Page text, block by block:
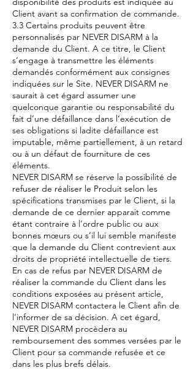
Client avant sa confirmation de commande.
3.3 Certains produits peuvent être
personnalisés par NEVER DISARM à la
demande du Client. A ce titre, le Client
s’engage à transmettre les éléments
demandés conformément aux consignes
indiquées sur le Site. NEVER DISARM ne
saurait à cet égard assumer une
quelconque garantie ou responsabilité du
fait d’une défaillance dans l’exécution de
ses obligations si ladite défaillance est
imputable, même partiellement, à un retard
ou à un défaut de fourniture de ces
éléments.
NEVER DISARM se réserve la possibilité de
refuser de réaliser le Produit selon les
spécifications transmises par le Client, si la
demande de ce dernier apparait comme
étant contraire à l’ordre public ou aux
bonnes mœurs ou s’il lui semble manifeste
que la demande du Client contrevient aux
droits de propriété intellectuelle de tiers.
En cas de refus par NEVER DISARM de
réaliser la commande du Client dans les
conditions exposées au présent article,
NEVER DISARM contactera le Client afin de
l’informer de sa décision. A cet égard,
NEVER DISARM procèdera au
remboursement des sommes versées par le
Client pour sa commande refusée et ce
dans les plus brefs délais.